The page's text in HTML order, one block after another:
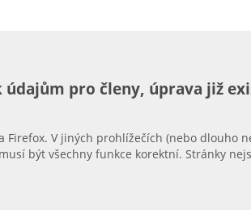
pro členy, úprava již
V jiných prohlížečích (nebo dlouho
být všechny funkce korektní. Stránky